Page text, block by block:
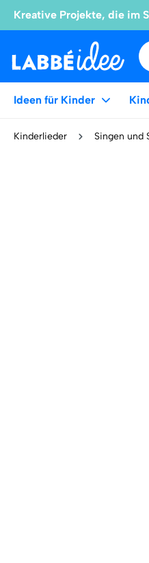
Kreative Projekte, die im
Ideen für Kinder
Kinderlieder Singen und